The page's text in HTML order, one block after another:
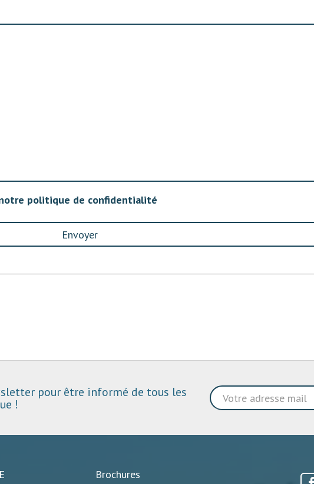
politique de confidentialité
Envoyer
pour être informé de tous les
!
Brochures